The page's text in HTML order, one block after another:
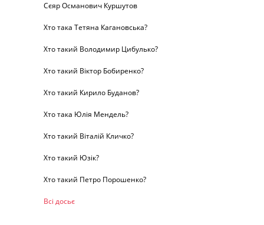
Сєяр Османович Куршутов
Хто така Тетяна Кагановська?
Хто такий Володимир Цибулько?
Хто такий Віктор Бобиренко?
Хто такий Кирило Буданов?
Хто така Юлія Мендель?
Хто такий Віталій Кличко?
Хто такий Юзік?
Хто такий Петро Порошенко?
Всі досьє